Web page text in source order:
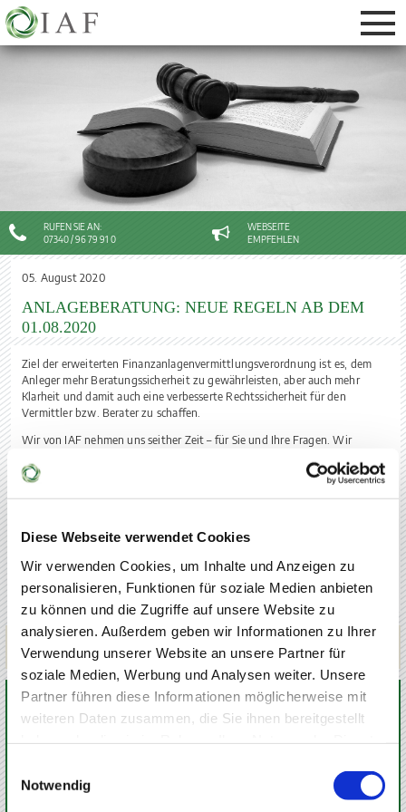
Diese Webseite verwendet Cookies
Wir verwenden Cookies, um Inhalte und Anzeigen zu
personalisieren, Funktionen für soziale Medien anbieten
zu können und die Zugriffe auf unsere Website zu
analysieren. Außerdem geben wir Informationen zu Ihrer
Verwendung unserer Website an unsere Partner für
soziale Medien, Werbung und Analysen weiter. Unsere
Partner führen diese Informationen möglicherweise mit
weiteren Daten zusammen, die Sie ihnen bereitgestellt
Notwendig
DAS SACHWERTDEPOT
VERMÖGEN SCHÜTZEN
VOLLMACHTEN UND VERFÜGUNGEN
VERSORGUNG VON UNTERNEHMERN
RUFEN SIE AN:
07340 / 96 79 91 0
WEBSEITE
EMPFEHLEN
05. August 2020
ANLAGEBERATUNG: NEUE REGELN AB DEM
01.08.2020
Ziel der erweiterten Finanzanlagenvermittlungsverordnung ist es, dem
Anleger mehr Beratungssicherheit zu gewährleisten, aber auch mehr
Klarheit und damit auch eine verbesserte Rechtssicherheit für den
Vermittler bzw. Berater zu schaffen.
Wir von IAF nehmen uns seither Zeit – für Sie und Ihre Fragen. Wir
selbstverständlich unter Beachtung aller gesetzlichen Vorschriften. Für
uns ist das der einzig wahre Weg, um langfristig eine vertrauensvolle,
Finanzanlagenvermittlungsverordnung, kurz FinVermV, die seit 01.
August 2020 in Kraft ist.
KONTAKT